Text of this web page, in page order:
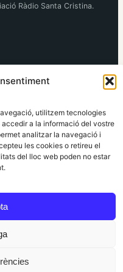
utilitzem tecnologies
a la informació del vostre
analitzar la navegació i
les cookies o retireu el
del lloc web poden no estar
Ràdio Santa Cristina.